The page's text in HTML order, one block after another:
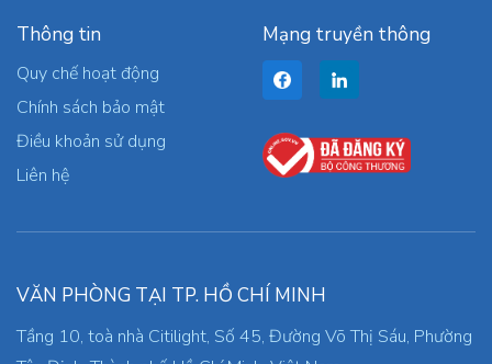
Thông tin
Quy chế hoạt động
Chính sách bảo mật
Điều khoản sử dụng
Liên hệ
Mạng truyền thông
VĂN PHÒNG TẠI TP. HỒ CHÍ MINH
Tầng 10, toà nhà Citilight, Số 45, Đường Võ Thị Sáu, Phường